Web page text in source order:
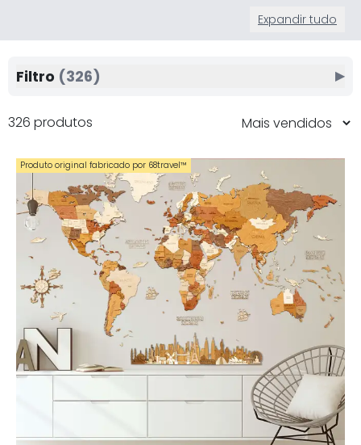
Expandir tudo
326 produtos
Produto original fabricado por 68travel™️
Filtro (326) ▶